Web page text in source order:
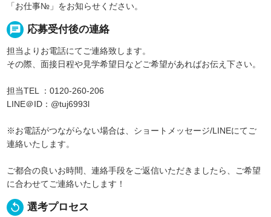
「お仕事№」をお知らせください。
chat 応募受付後の連絡
担当よりお電話にてご連絡致します。
その際、面接日程や見学希望日などご希望があればお伝え下さい。
担当TEL ：0120-260-206
LINE＠ID：@tuj6993l
※お電話がつながらない場合は、ショートメッセージ/LINEにてご
連絡いたします。
ご都合の良いお時間、連絡手段をご返信いただきましたら、ご希望
に合わせてご連絡いたします！
replay 選考プロセス